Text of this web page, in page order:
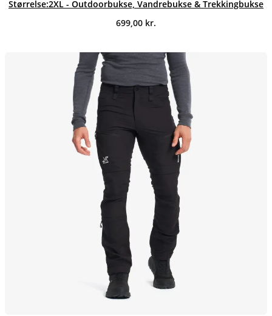
Størrelse:2XL - Outdoorbukse, Vandrebukse & Trekkingbukse
699,00 kr.